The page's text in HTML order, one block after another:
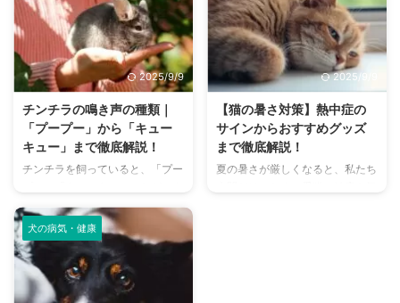
さんは少なくありません。 特
に、来客時などは「うちのにお
い、大丈夫かな？」と不安に感じ
てしまうこともあるでしょう。
この記事では、猫のにおいの原因
体、部屋など、場所別に具体的な
消臭対策を徹底的に解説します。
さらに、猫と飼い主さん両方にと
って快適な消臭グッズの選び方ま
の情報を網羅的にご紹介します。
今 ...
まで、魅力的なドッグランがたく
さんあります。 しかし、「初め
てドッグランに行くから不安」
「どの施設が愛犬に合っているか
わからない」という方も多いので
は、大阪府内にある人気のドッグ
ランを厳選し、料金、広さ、利用
条件、設備など、気になる情報を
網羅的に解説します。 さらに、
2025/9/9
チンチラの鳴き声の種類｜
「プープー」から「キュー
キュー」まで徹底解説！
チンチラを飼っていると、「プー
まざまな鳴き声が聞こえてくるこ
とがありますよね。 チンチラは
犬や猫のように鳴き声で感情を表
現するため、その鳴き声の意味を
理解することは、愛チンチラとの
関係を深める上で非常に大切で
2025/9/9
【猫の暑さ対策】熱中症の
サインからおすすめグッズ
まで徹底解説！
夏の暑さが厳しくなると、私たち
犬の病気・健康